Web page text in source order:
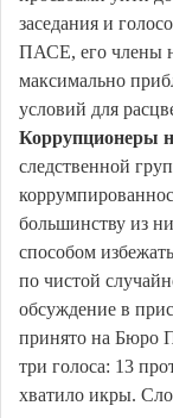
заседания и
ПАСЕ, его члены
максимально
условий для
Коррупционеры
следственной
большинству из
способом
по чистой
обсуждение в
принято на Бюро
три голоса: 13
хватило икры.